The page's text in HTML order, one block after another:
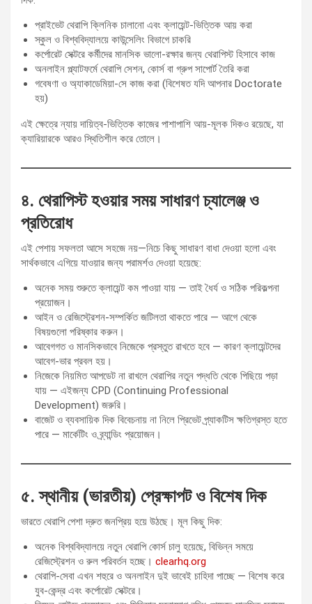
প্রাইভেট থেরাপি ক্লিনিক চালানো এবং ক্লায়েন্ট-ভিত্তিক আয় করা
স্কুল ও বিশ্ববিদ্যালয়ে কাউন্সেলিং বিভাগে চাকরি
কর্পোরেট সেক্টরে কর্মীদের মানসিক ভালো-রক্ষার জন্য থেরাপিস্ট হিসাবে কাজ
অনলাইন প্ল্যাটফর্মে থেরাপি সেশন, কোর্স বা গ্রুপ সাপোর্ট তৈরি করা
গবেষণা ও অ্যাকাডেমিয়া-সে কাজ করা (বিশেষত যদি আপনার Doctorate
হয়)
এই ক্ষেত্রে ন্যায় দায়িত্ব-ভিত্তিক কাজের পাশাপাশি আয়-মূলক দিকও রয়েছে, যা
ক্যারিয়ারকে আরও স্থিতিশীল করে তোলে।
৪. থেরাপিস্ট হওয়ার সময় সাধারণ চ্যালেঞ্জ ও
প্রতিরোধ
এই পেশায় সফলতা আসে সহজে নয়—নিচে কিছু সাধারণ বাধা দেওয়া হলো এবং
সার্থকভাবে এগিয়ে যাওয়ার জন্য পরামর্শও দেওয়া হয়েছে:
অনেক সময় শুরুতে ক্লায়েন্ট কম পাওয়া যায় — তাই ধৈর্য ও সঠিক পরিকল্পনা
প্রয়োজন।
আইন ও রেজিস্ট্রেশন-সম্পর্কিত জটিলতা থাকতে পারে — আগে থেকে
বিষয়গুলো পরিষ্কার করুন।
আবেগগত ও মানসিকভাবে নিজেকে প্রস্তুত রাখতে হবে — কারণ ক্লায়েন্টদের
আবেগ-ভার প্রবল হয়।
নিজেকে নিয়মিত আপডেট না রাখলে থেরাপির নতুন পদ্ধতি থেকে পিছিয়ে পড়া
যায় — এইজন্য CPD (Continuing Professional
Development) জরুরি।
বাজেট ও ব্যবসায়িক দিক বিবেচনায় না নিলে প্রিভেট প্র্যাকটিস ক্ষতিগ্রস্ত হতে
পারে — মার্কেটিং ও ব্র্যান্ডিং প্রয়োজন।
৫. স্থানীয় (ভারতীয়) প্রেক্ষাপট ও বিশেষ দিক
ভারতে থেরাপি পেশা দ্রুত জনপ্রিয় হয়ে উঠছে। মূল কিছু দিক:
অনেক বিশ্ববিদ্যালয়ে নতুন থেরাপি কোর্স চালু হয়েছে, বিভিন্ন সময়ে
রেজিস্ট্রেশন ও রুল পরিবর্তন হচ্ছে। clearhq.org
থেরাপি-সেবা এখন শহুরে ও অনলাইন দুই ভাবেই চাহিদা পাচ্ছে — বিশেষ করে
যুব-কেন্দ্র এবং কর্পোরেট সেক্টরে।